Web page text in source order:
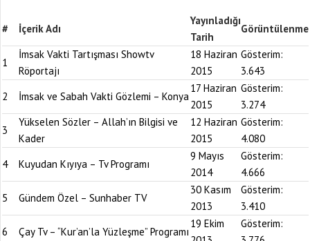
# İçerik Adı
Yayınladığı
Tarih
Görüntülenme
1
İmsak Vakti Tartışması Showtv
Röportajı
18 Haziran
2015
Gösterim:
3.643
2
İmsak ve Sabah Vakti Gözlemi – Konya
17 Haziran
2015
Gösterim:
3.274
3
Yükselen Sözler – Allah’ın Bilgisi ve
Kader
12 Haziran
2015
Gösterim:
4.080
4
Kuyudan Kıyıya – Tv Programı
9 Mayıs
2014
Gösterim:
4.666
5
Gündem Özel – Sunhaber TV
30 Kasım
2013
Gösterim:
3.410
6
Çay Tv – “Kur’an’la Yüzleşme” Programı
19 Ekim
Gösterim: